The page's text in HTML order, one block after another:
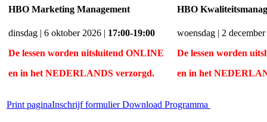
HBO Marketing Management
dinsdag | 6 oktober 2026 | 17:00-19:00
De lessen worden uitsluitend ONLINE
en in het NEDERLANDS verzorgd.
HBO
woensdag | 2
De lessen worden
en in het
Print paginaInschrijf formulierDownload Programma